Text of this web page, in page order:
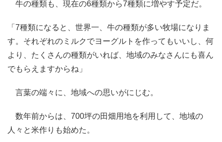
牛の種類も、現在の6種類から7種類に増やす予定だ。
「7種類になると、世界一、牛の種類が多い牧場になりま
す。それぞれのミルクでヨーグルトを作ってもいいし、何
より、たくさんの種類がいれば、地域のみなさんにも喜ん
でもらえますからね」
言葉の端々に、地域への思いがにじむ。
数年前からは、700坪の田畑用地を利用して、地域の
人々と米作りも始めた。